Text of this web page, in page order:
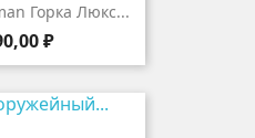
Горка Люкс...
₽